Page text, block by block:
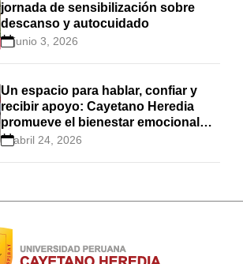
jornada de sensibilización sobre
descanso y autocuidado
junio 3, 2026
Un espacio para hablar, confiar y
recibir apoyo: Cayetano Heredia
promueve el bienestar emocional
estudiantil
abril 24, 2026